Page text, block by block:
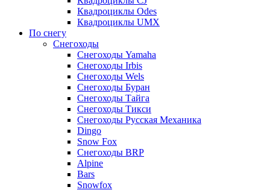
Квадроциклы Odes
Квадроциклы UMX
По снегу
Снегоходы
Снегоходы Yamaha
Снегоходы Irbis
Снегоходы Wels
Снегоходы Буран
Снегоходы Тайга
Снегоходы Тикси
Снегоходы Русская Механика
Dingo
Snow Fox
Снегоходы BRP
Alpine
Bars
Snowfox